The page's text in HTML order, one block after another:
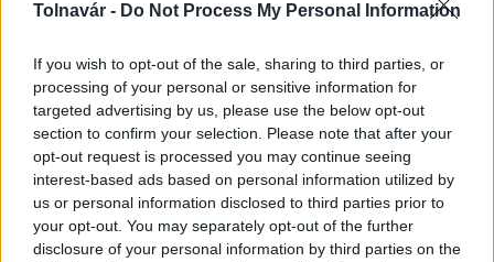
Tolnavár - Do Not Process My Personal Information
If you wish to opt-out of the sale, sharing to third parties, or
processing of your personal or sensitive information for
targeted advertising by us, please use the below opt-out
section to confirm your selection. Please note that after your
opt-out request is processed you may continue seeing
interest-based ads based on personal information utilized by
us or personal information disclosed to third parties prior to
your opt-out. You may separately opt-out of the further
disclosure of your personal information by third parties on the
Idén is PajTáska, egy táskányi segítség a paksi
Aktuális